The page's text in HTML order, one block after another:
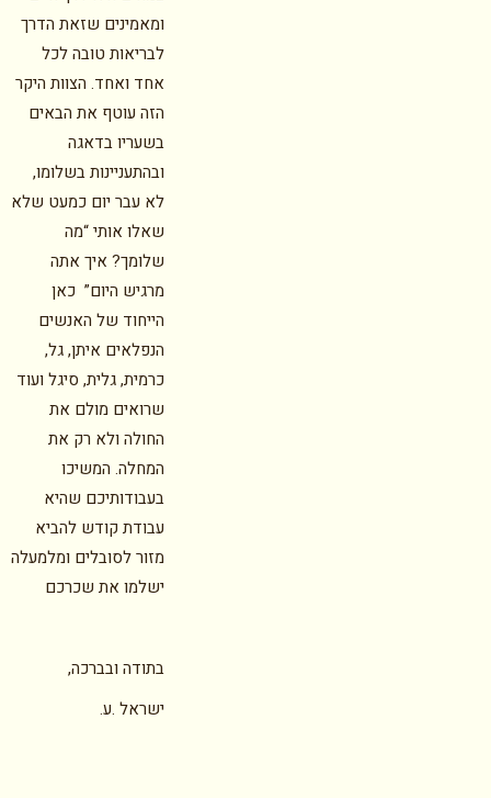
ומאמינים שזאת הדרך
לבריאות טובה לכל
אחד ואחד. הצוות היקר
הזה עוטף את הבאים
בשעריו בדאגה
ובהתעניינות בשלומו,
לא עבר יום כמעט שלא
שאלו אותי “מה
שלומך? איך אתה
מרגיש היום” כאן
הייחוד של האנשים
הנפלאים איתן, גל,
כרמית, גלית, סיגל ועוד
שרואים מולם את
החולה ולא רק את
המחלה. המשיכו
בעבודותיכם שהיא
עבודת קודש להביא
מזור לסובלים ומלמעלה
ישלמו את שכרכם
בתודה ובברכה,